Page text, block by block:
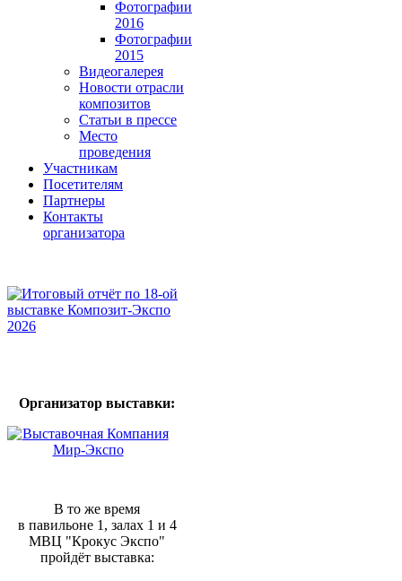
Фотографии
2016
Фотографии
2015
Видеогалерея
Новости отрасли
композитов
Статьи в прессе
Место
проведения
Участникам
Посетителям
Партнеры
Контакты
организатора
Организатор выставки:
В то же время
в павильоне 1, залах 1 и 4
МВЦ "Крокус Экспо"
пройдёт выставка: